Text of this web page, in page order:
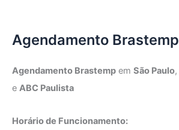
Agendamento Brastemp
Agendamento Brastemp em São Paulo,
e ABC Paulista
Horário de Funcionamento: